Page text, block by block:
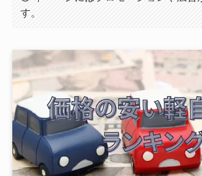
す。